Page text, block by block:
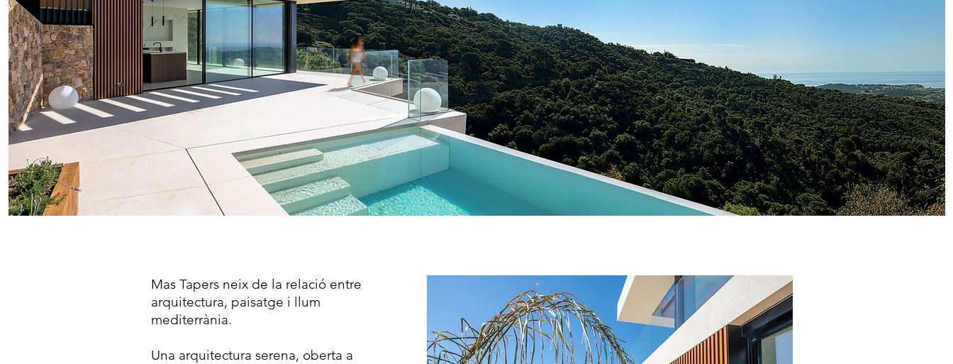
Mas Tapers neix de la relació entre
arquitectura, paisatge i llum
mediterrània.
Una arquitectura serena, oberta a